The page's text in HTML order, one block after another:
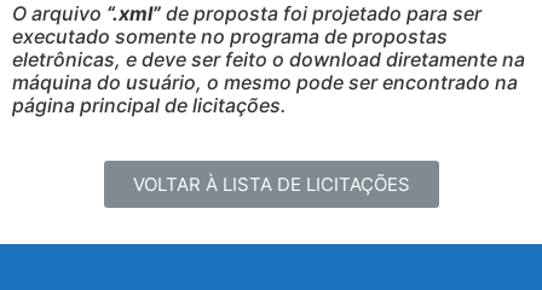
O arquivo “.xml” de proposta foi projetado para ser
executado somente no programa de propostas
eletrônicas, e deve ser feito o download diretamente na
máquina do usuário, o mesmo pode ser encontrado na
página principal de licitações.
VOLTAR À LISTA DE LICITAÇÕES